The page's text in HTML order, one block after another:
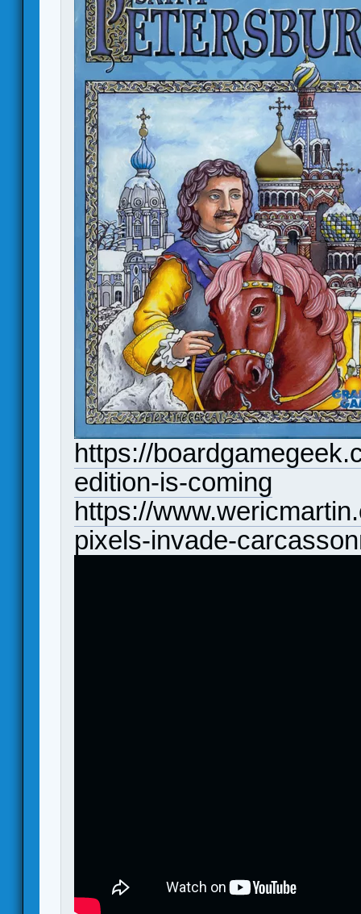
https://
edition-is-coming
https://
pixels-invade-